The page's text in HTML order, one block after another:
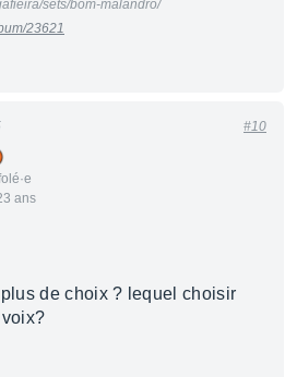
sets/bom-malandro/
23621
ans
#10
de choix ? lequel choisir